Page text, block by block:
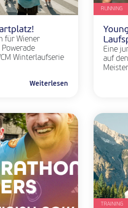
für Wiener
Winterlaufserie
Weiterlesen
RUNNING
Eine
auf
TRAINING